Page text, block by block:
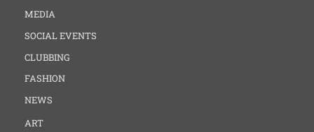
MEDIA
SOCIAL EVENTS
CLUBBING
FASHION
NEWS
ART